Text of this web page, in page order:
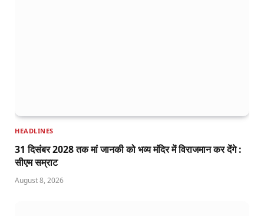
HEADLINES
31 दिसंबर 2028 तक मां जानकी को भव्य मंदिर में विराजमान कर देंगे :
सीएम सम्राट
August 8, 2026